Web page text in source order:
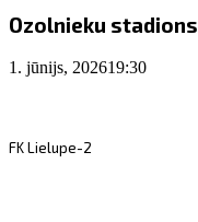
Ozolnieku stadions
1. jūnijs, 202619:30
FK Lielupe-2